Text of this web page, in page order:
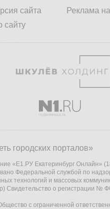
сайта
сайту
Реклама
городских порталов»
«Е1.РУ Екатеринбург Онлайн»
Федеральной службой по
технологий и массовых
Свидетельство о регистрации №
с ограниченной